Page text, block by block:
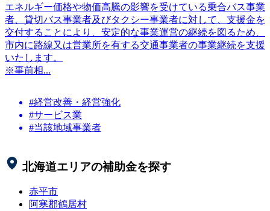
エネルギー価格や物価高騰の影響を受けている乗合バス事業
者、貸切バス事業者及びタクシー事業者に対して、支援金を
交付することにより、安定的な事業運営の継続を図るため、
市内に路線又は営業所を有する交通事業者の事業継続を支援
いたします。
※事前相...
#経営改善・経営強化
#サービス業
#当該地域事業者
北海道エリアの補助金を探す
赤平市
阿寒郡鶴居村